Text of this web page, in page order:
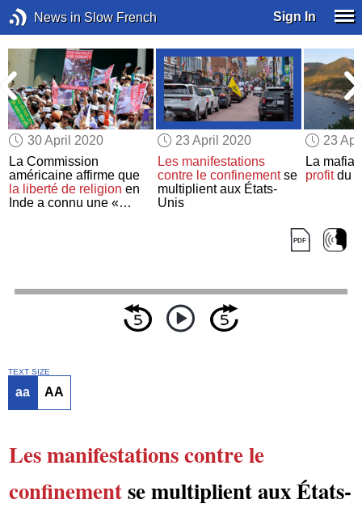
News in Slow French Sign In
30 April 2020
La Commission
américaine affirme que
la liberté de religion en
Inde a connu une «
23 April 2020
Les manifestations
contre le confinementse
multiplient aux États-
Unis
23
La mafia
profitdu
TEXT SIZE
aa AA
Les manifestationscontrele
confinementse multiplient aux États-